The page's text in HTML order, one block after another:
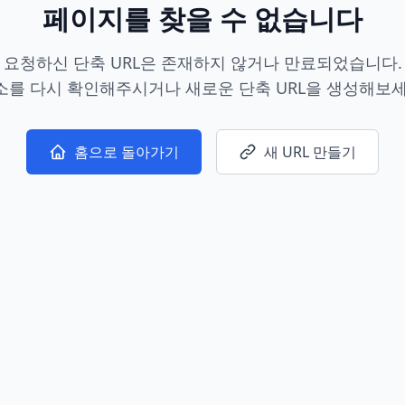
페이지를 찾을 수 없습니다
요청하신 단축 URL은 존재하지 않거나 만료되었습니다.
를 다시 확인해주시거나 새로운 단축 URL을 생성해보
홈으로 돌아가기 새 URL 만들기